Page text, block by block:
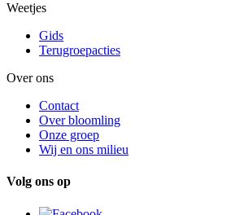
Weetjes
Gids
Terugroepacties
Over ons
Contact
Over bloomling
Onze groep
Wij en ons milieu
Volg ons op